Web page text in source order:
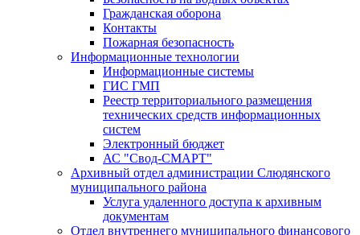
Гражданская оборона
Контакты
Пожарная безопасность
Информационные технологии
Информационные системы
ГИС ГМП
Реестр территориального размещения
технических средств информационных
систем
Электронный бюджет
АС "Свод-СМАРТ"
Архивный отдел администрации Слюдянского
муниципального района
Услуга удаленного доступа к архивным
документам
Отдел внутреннего муниципального финансового